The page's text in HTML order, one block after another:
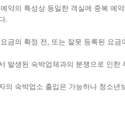
약의 특성상 동일한 객실에 중복 예
.
금의 확정 전, 또는 잘못 등록된 요
발생된 숙박업체과의 분쟁으로 인
의 숙박업소 출입은 가능하나 청소